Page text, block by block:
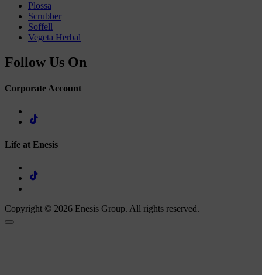
Plossa
Scrubber
Soffell
Vegeta Herbal
Follow Us On
Corporate Account
Life at Enesis
Copyright © 2026 Enesis Group. All rights reserved.